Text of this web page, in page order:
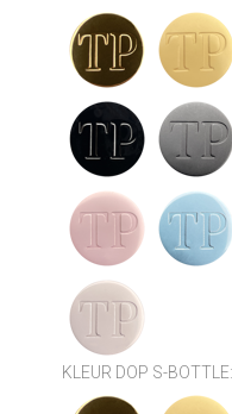
KLEUR DOP S-